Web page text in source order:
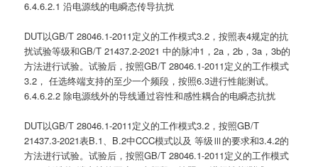
6.4.6.2.1 沿电源线的电瞬态传导抗扰
DUT以GB/T 28046.1-2011定义的工作模式3.2，按照表4规定的抗
扰试验等级和GB/T 21437.2-2021 中的脉冲1，2a，2b，3a，3b的
方法进行试验。试验后，按照GB/T 28046.1-2011定义的工作模式
3.2， 任选终端支持的至少一个频段，按照6.3进行性能测试。
6.4.6.2.2 除电源线外的导线通过容性和感性耦合的电瞬态抗扰
DUT以GB/T 28046.1-2011定义的工作模式3.2，按照GB/T
21437.3-2021表B.1、B.2中CCC模式以及 等级Ⅲ的要求和3.4.2的
方法进行试验。试验后，按照GB/T 28046.1-2011定义的工作模式